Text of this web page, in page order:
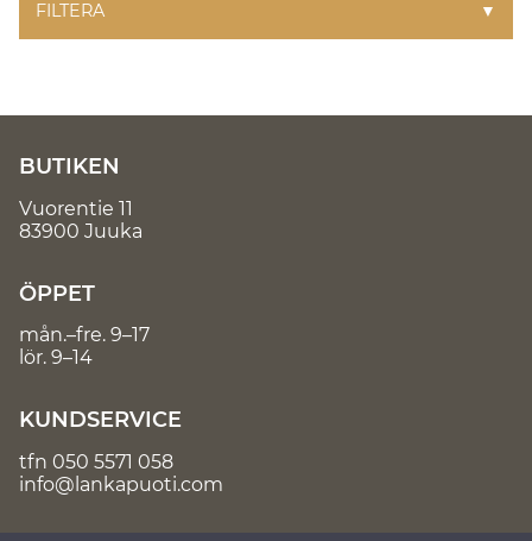
FILTERA ▼
BUTIKEN
Vuorentie 11
83900 Juuka
ÖPPET
mån.–fre. 9–17
lör. 9–14
KUNDSERVICE
tfn 050 5571 058
info@lankapuoti.com